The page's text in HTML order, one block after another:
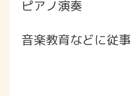
ピアノ演奏
音楽教育などに従事